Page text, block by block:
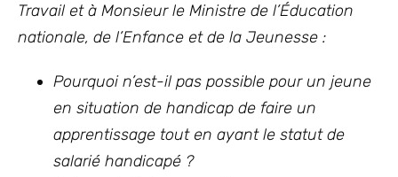
Travail et à Monsieur le Ministre de l’Éducation
nationale, de l’Enfance et de la Jeunesse :
Pourquoi n’est-il pas possible pour un jeune
en situation de handicap de faire un
apprentissage tout en ayant le statut de
salarié handicapé ?